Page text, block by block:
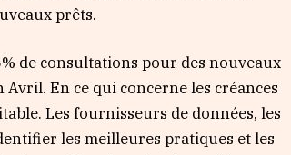
prêts.
de consultations pour des nouveaux
En ce qui concerne les créances
Les fournisseurs de données, les
les meilleures pratiques et les